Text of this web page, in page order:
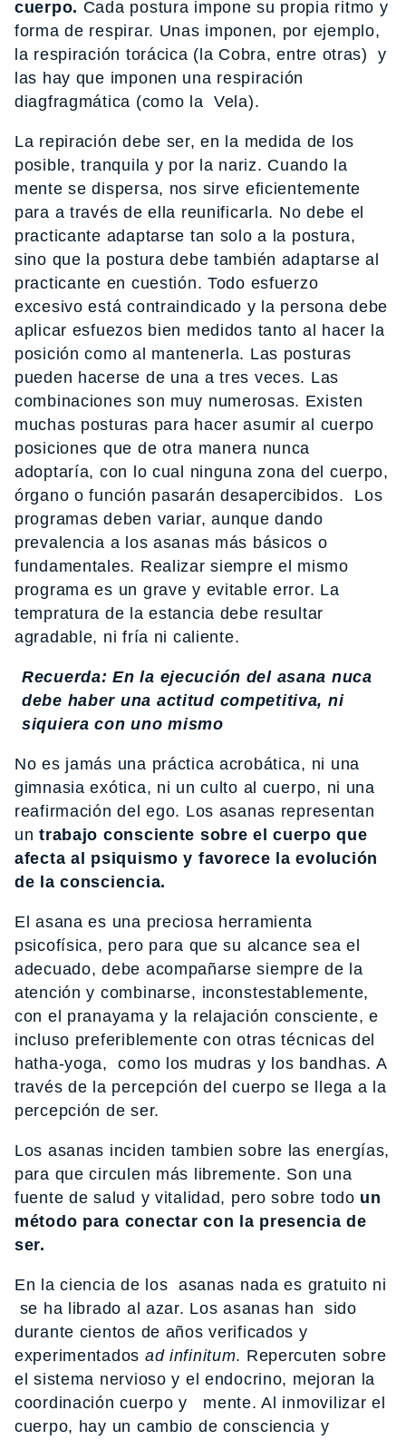
cuerpo. Cada postura impone su propia ritmo y
forma de respirar. Unas imponen, por ejemplo,
la respiración torácica (la Cobra, entre otras) y
las hay que imponen una respiración
diagfragmática (como la Vela).
La repiración debe ser, en la medida de los
posible, tranquila y por la nariz. Cuando la
mente se dispersa, nos sirve eficientemente
para a través de ella reunificarla. No debe el
practicante adaptarse tan solo a la postura,
sino que la postura debe también adaptarse al
practicante en cuestión. Todo esfuerzo
excesivo está contraindicado y la persona debe
aplicar esfuezos bien medidos tanto al hacer la
posición como al mantenerla. Las posturas
pueden hacerse de una a tres veces. Las
combinaciones son muy numerosas. Existen
muchas posturas para hacer asumir al cuerpo
posiciones que de otra manera nunca
adoptaría, con lo cual ninguna zona del cuerpo,
órgano o función pasarán desapercibidos. Los
programas deben variar, aunque dando
prevalencia a los asanas más básicos o
fundamentales. Realizar siempre el mismo
programa es un grave y evitable error. La
tempratura de la estancia debe resultar
agradable, ni fría ni caliente.
Recuerda: En la ejecución del asana nuca
debe haber una actitud competitiva, ni
siquiera con uno mismo
No es jamás una práctica acrobática, ni una
gimnasia exótica, ni un culto al cuerpo, ni una
reafirmación del ego. Los asanas representan
untrabajo consciente sobre el cuerpo que
afecta al psiquismo y favorece la evolución
de la consciencia.
El asana es una preciosa herramienta
psicofísica, pero para que su alcance sea el
adecuado, debe acompañarse siempre de la
atención y combinarse, inconstestablemente,
con el pranayama y la relajación consciente, e
incluso preferiblemente con otras técnicas del
hatha-yoga, como los mudras y los bandhas. A
través de la percepción del cuerpo se llega a la
percepción de ser.
Los asanas inciden tambien sobre las energías,
para que circulen más libremente. Son una
fuente de salud y vitalidad, pero sobre todo un
método para conectar con la presencia de
ser.
En la ciencia de los asanas nada es gratuito ni
se ha librado al azar. Los asanas han sido
durante cientos de años verificados y
experimentados ad infinitum. Repercuten sobre
el sistema nervioso y el endocrino, mejoran la
coordinación cuerpo y mente. Al inmovilizar el
cuerpo, hay un cambio de consciencia y